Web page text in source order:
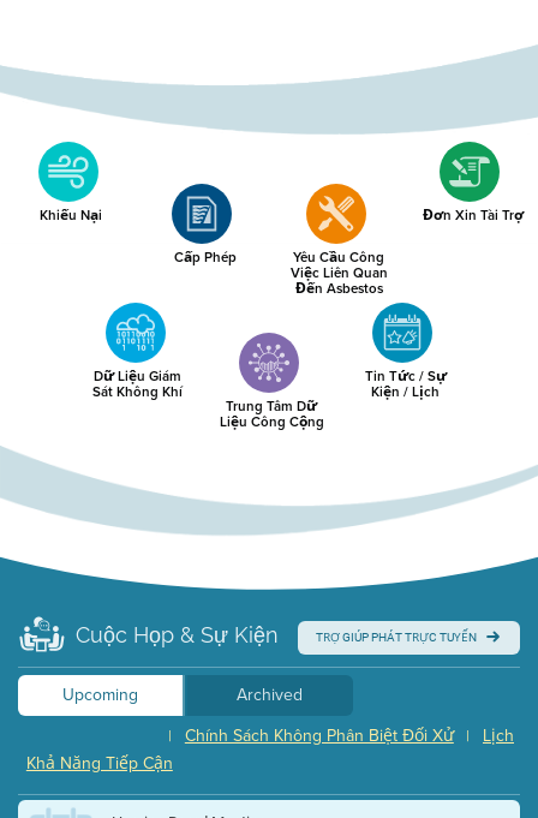
Khiếu Nại
Cấp Phép Yêu Cầu Công
Việc Liên Quan
Đến Asbestos
Đơn Xin Tài Trợ
Dữ Liệu Giám
Sát Không Khí
Trung Tâm Dữ
Liệu Công Cộng
Tin Tức / Sự
Kiện / Lịch
Cuộc Họp & Sự Kiện TRỢ GIÚP PHÁT TRỰC TUYẾN
Upcoming
Archived
Lịch
|
Chính Sách Không Phân Biệt Đối Xử
|
Khả Năng Tiếp Cận